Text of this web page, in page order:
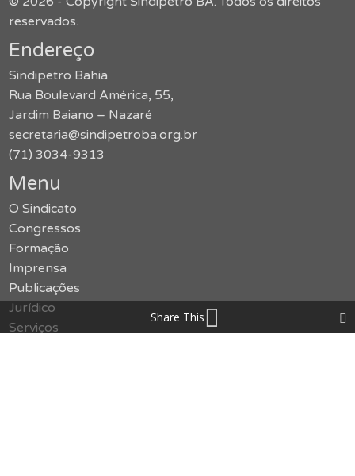
reservados.
Endereço
Sindipetro Bahia
Rua Boulevard América, 55,
Jardim Baiano – Nazaré
secretaria@sindipetroba.org.br
(71) 3034-9313
Menu
O Sindicato
Congressos
Formação
Imprensa
Publicações
Jurídico
Serviços
Share This